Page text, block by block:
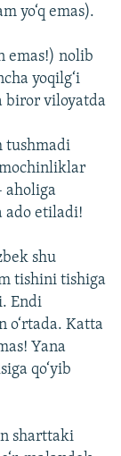
yo‘q emas).
emas!) nolib
yoqilg‘i
biror viloyatda
tushmadi
aholiga
ado etiladi!
shu
tishini tishiga
Endi
o‘rtada. Katta
Yana
qo‘yib
sharttaki